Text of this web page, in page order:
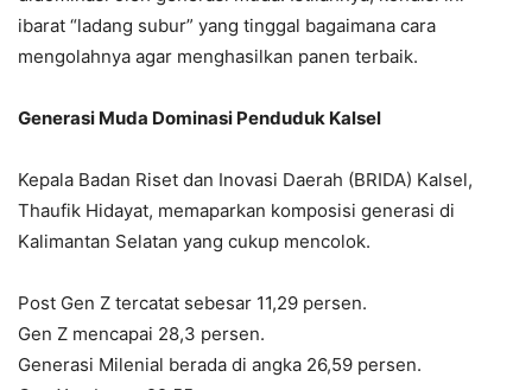
ibarat “ladang subur” yang tinggal bagaimana cara
mengolahnya agar menghasilkan panen terbaik.
Generasi Muda Dominasi Penduduk Kalsel
Kepala Badan Riset dan Inovasi Daerah (BRIDA) Kalsel,
Thaufik Hidayat, memaparkan komposisi generasi di
Kalimantan Selatan yang cukup mencolok.
Post Gen Z tercatat sebesar 11,29 persen.
Gen Z mencapai 28,3 persen.
Generasi Milenial berada di angka 26,59 persen.